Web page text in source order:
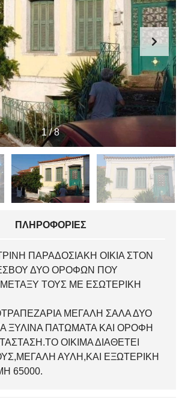
1/8
ΠΛΗΡΟΦΟΡΊΕΣ
ΠΑΡΑΔΟΣΙΑΚΗ ΟΙΚΙΑ ΣΤΟΝ
ΔΥΟ ΟΡΟΦΩΝ ΠΟΥ
ΤΟΥΣ ΜΕ ΕΣΩΤΕΡΙΚΗ
ΜΕΓΑΛΗ ΣΑΛΑ ΔΥΟ
ΞΥΛΙΝΑ ΠΑΤΩΜΑΤΑ ΚΑΙ ΟΡΟΦΗ
ΟΙΚΙΜΑ ΔΙΑΘΕΤΕΙ
ΑΥΛΗ,ΚΑΙ ΕΞΩΤΕΡΙΚΗ
65000.